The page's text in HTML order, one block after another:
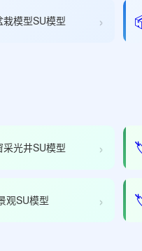
模型SU模型 ›
光井SU模型 ›
观SU模型 ›